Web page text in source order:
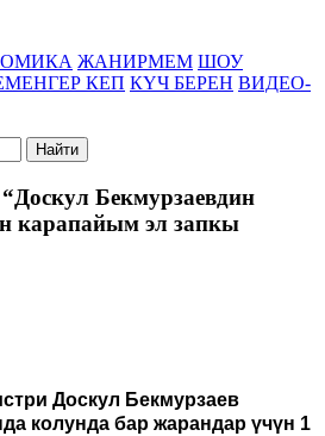
ЖАНИРМЕМ ШОУ
КЕП КҮЧ БЕРЕН ВИДЕО-
Найти
Бекмурзаевдин
карапайым эл запкы
Доскул Бекмурзаев
колунда бар жарандар үчүн 1